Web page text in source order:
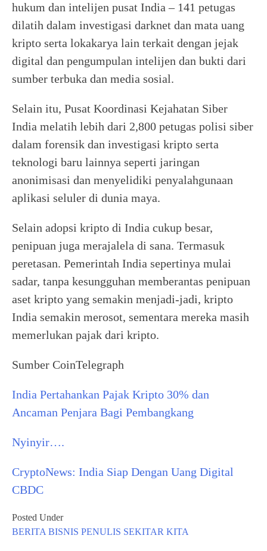
hukum dan intelijen pusat India – 141 petugas
dilatih dalam investigasi darknet dan mata uang
kripto serta lokakarya lain terkait dengan jejak
digital dan pengumpulan intelijen dan bukti dari
sumber terbuka dan media sosial.
Selain itu, Pusat Koordinasi Kejahatan Siber
India melatih lebih dari 2,800 petugas polisi siber
dalam forensik dan investigasi kripto serta
teknologi baru lainnya seperti jaringan
anonimisasi dan menyelidiki penyalahgunaan
aplikasi seluler di dunia maya.
Selain adopsi kripto di India cukup besar,
penipuan juga merajalela di sana. Termasuk
peretasan. Pemerintah India sepertinya mulai
sadar, tanpa kesungguhan memberantas penipuan
aset kripto yang semakin menjadi-jadi, kripto
India semakin merosot, sementara mereka masih
memerlukan pajak dari kripto.
Sumber CoinTelegraph
India Pertahankan Pajak Kripto 30% dan
Ancaman Penjara Bagi Pembangkang
Nyinyir….
CryptoNews: India Siap Dengan Uang Digital
CBDC
Posted Under
BERITA BISNIS PENULIS SEKITAR KITA